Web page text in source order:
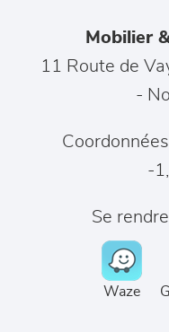
décoration
Mobilier
11 Route de
-
-
Se
Waze